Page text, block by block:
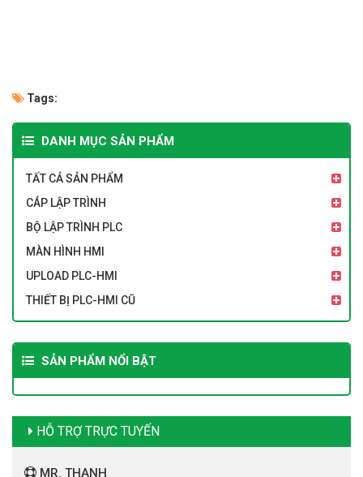
Tags:
DANH MỤC SẢN PHẨM
TẤT CẢ SẢN PHẨM
CÁP LẬP TRÌNH
BỘ LẬP TRÌNH PLC
MÀN HÌNH HMI
UPLOAD PLC-HMI
THIẾT BỊ PLC-HMI CŨ
SẢN PHẨM NỔI BẬT
HỖ TRỢ TRỰC TUYẾN
MR. THANH